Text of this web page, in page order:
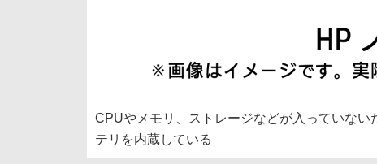
CPUやメモリ、ストレージなどが入っていな
テリを内蔵している